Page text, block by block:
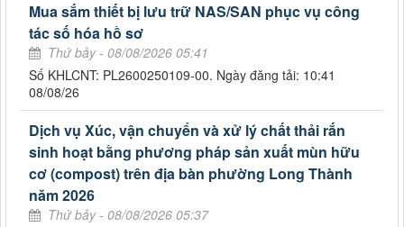
Mua sắm thiết bị lưu trữ NAS/SAN phục vụ công
tác số hóa hồ sơ
Thứ bảy - 08/08/2026 05:41
Số KHLCNT: PL2600250109-00. Ngày đăng tải: 10:41
08/08/26
Dịch vụ Xúc, vận chuyển và xử lý chất thải rắn
sinh hoạt bằng phương pháp sản xuất mùn hữu
cơ (compost) trên địa bàn phường Long Thành
năm 2026
Thứ bảy - 08/08/2026 05:37